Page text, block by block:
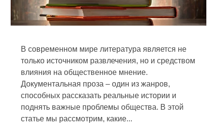
В современном мире литература является не
только источником развлечения, но и средством
влияния на общественное мнение.
Документальная проза – один из жанров,
способных рассказать реальные истории и
поднять важные проблемы общества. В этой
статье мы рассмотрим, какие...